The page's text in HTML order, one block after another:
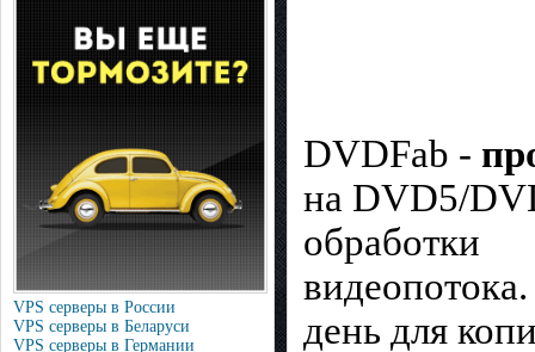
VPS серверы в России
VPS серверы в Беларуси
VPS серверы в Германии
DVDFab -
на DVD5/
обработки
день для